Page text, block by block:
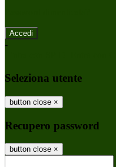
-
Seleziona utente
button close ×
Recupero password
button close ×